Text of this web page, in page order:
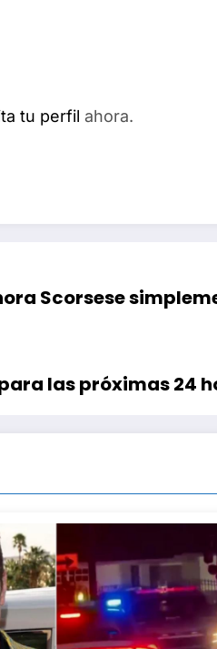
tu perfil ahora.
Scorsese
las próximas 24